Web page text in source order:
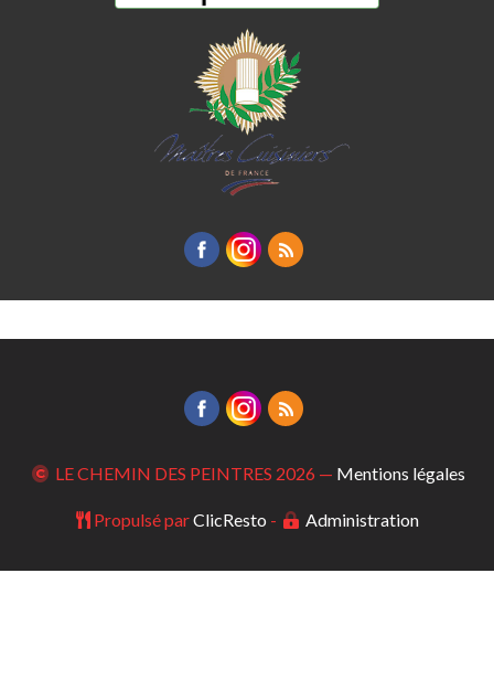
LE CHEMIN DES PEINTRES 2026 — Mentions légales
Propulsé parClicResto - Administration